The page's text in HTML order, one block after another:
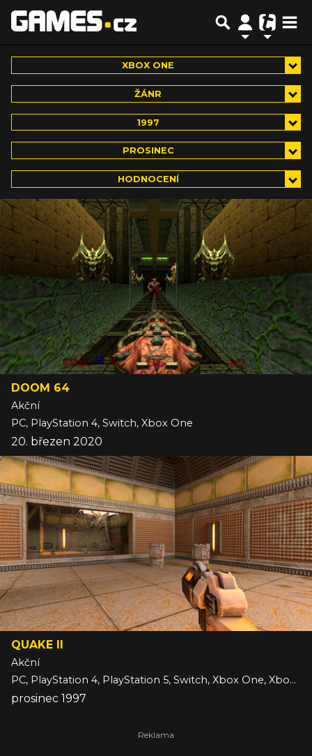
XBOX ONE
ŽÁNR
1997
PROSINEC
HODNOCENÍ
DOOM 64
Akční
PC, PlayStation 4, Switch, Xbox One
20. březen 2020
QUAKE II
Akční
PC, PlayStation 4, PlayStation 5, Switch, Xbox One, Xbox Series
prosinec 1997